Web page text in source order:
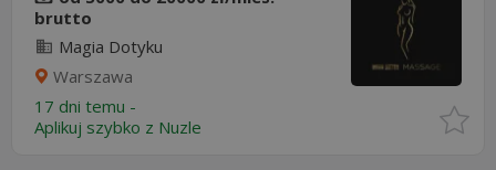
brutto
Magia Dotyku
Warszawa
17 dni temu -
Aplikuj szybko z Nuzle